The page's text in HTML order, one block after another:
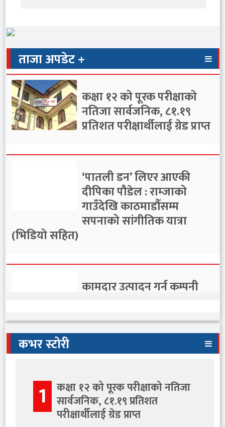
ताजा अपडेट +
कक्षा १२ को पूरक परीक्षाको
नतिजा सार्वजनिक, ८१.१९
प्रतिशत परीक्षार्थीलाई ग्रेड प्राप्त
‘पातली डन’ लिएर आएकी
दीपिका पौडेल : राम्जाको
गाउँदेखि काठमाडौँसम्म
सपनाको सांगीतिक यात्रा
(भिडियो सहित)
कामदार उत्पादन गर्न कम्पनी
राति स्वदेश फर्किने तयारीमा
कभर स्टोरी
1 कक्षा १२ को पूरक परीक्षाको नतिजा
सार्वजनिक, ८१.१९ प्रतिशत
परीक्षार्थीलाई ग्रेड प्राप्त